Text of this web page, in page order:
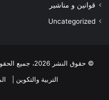
قوانين و مناشير
Uncategorized
© حقوق النشر
التربية والتكوين |